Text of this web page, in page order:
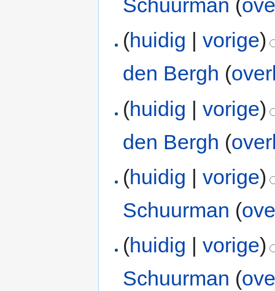
Schuurman (
(huidig |vorige)
den Bergh (
(huidig |vorige)
den Bergh (
(huidig |vorige)
Schuurman (
(huidig |vorige)
Schuurman (